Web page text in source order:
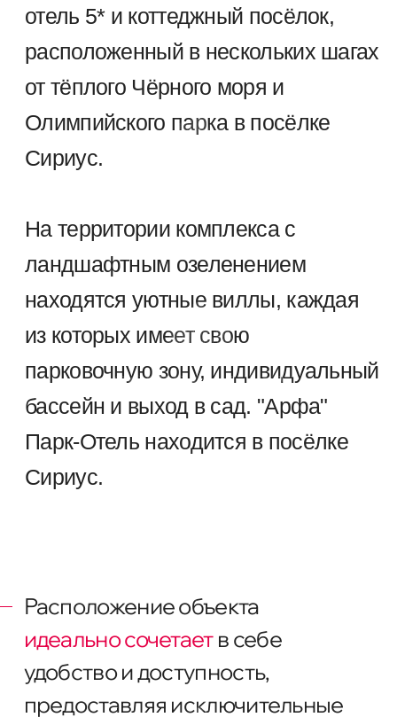
предоставляя исключительные
отдыха
ПОРТ
PARK
ГОРНОЛЫЖНЫЙ КУРОРТ
ОЛИМПИЙСКИЕ ОБЪЕКТЫ